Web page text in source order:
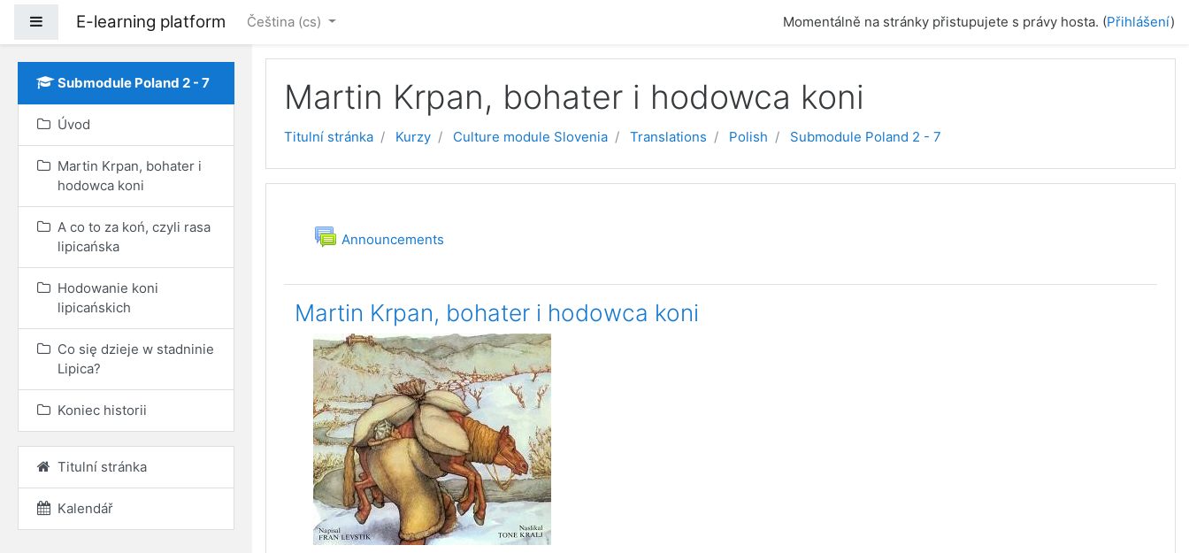
Boční panel
E-learning platform Čeština ‎(cs)‎ Momentálně na stránky přistupujete s právy hosta. (Přihlášení)
Martin Krpan, bohater i hodowca koni
Titulní stránka Kurzy Culture module Slovenia Translations Polish Submodule Poland 2 - 7
Osnova témat
Úvod Announcements
Fórum
Martin Krpan, bohater i hodowca koni
Submodule Poland 2 - 7
Úvod
Martin Krpan, bohater i
hodowca koni
A co to za koń, czyli rasa
lipicańska
Hodowanie koni
lipicańskich
Co się dzieje w stadninie
Lipica?
Koniec historii
Titulní stránka
Kalendář